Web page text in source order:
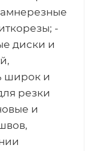
-
диски и
широк и
резки
и